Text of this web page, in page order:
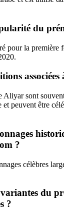
du
pour la première
associées
Aliyar sont
peuvent être
?
célèbres
variantes du
?